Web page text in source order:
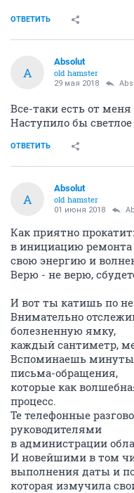
ОТВЕТИТЬ
A
Absolut
old hamster
29 мая 2018
Все-таки есть от меня
Наступило бы
ОТВЕТИТЬ
A
Absolut
old hamster
01 июня 2018
Как приятно
в инициацию
свою энергию и
Верю - не верю,
И вот ты катишь по
Внимательно
болезненную ямку,
каждый сантиметр,
Вспоминаешь минуты
письма-обращения,
которые как
процесс.
Те телефонные
руководителями
в администрации
И новейшими в том
выполнения даты и
которая измучила